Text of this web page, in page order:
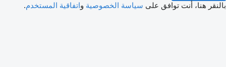
بالنقر هنا، أنت توافق على سياسة الخصوصية واتفاقية المستخدم.